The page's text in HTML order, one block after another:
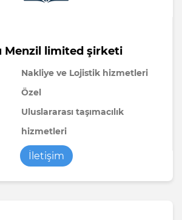
Menzil limited şirketi
Nakliye ve Lojistik hizmetleri
Özel
Uluslararası taşımacılık
hizmetleri
İletişim